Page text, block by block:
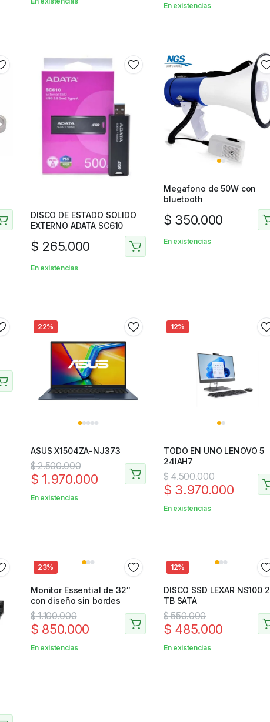
En existencias
DISCO DE ESTADO SOLIDO
EXTERNO ADATA SC610
$ 265.000
En existencias
Megafono de 50W con
bluetooth
$ 350.000
En existencias
22%
ASUS X1504ZA-NJ373
$2.500.000
$ 1.970.000
En existencias
12%
TODO EN UNO LENOVO 5
24IAH7
$4.500.000
$ 3.970.000
En existencias
23%
Monitor Essential de 32″
con diseño sin bordes
$1.100.000
$ 850.000
En existencias
12%
DISCO SSD LEXAR NS100 2
TB SATA
$550.000
$ 485.000
En existencias